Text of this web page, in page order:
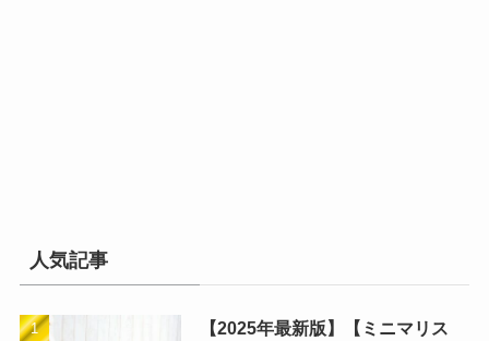
人気記事
【2025年最新版】【ミニマリス